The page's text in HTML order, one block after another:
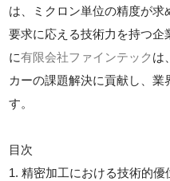
は、ミクロン単位の精度が
要求に応える技術力を持つ
に有限会社ファインテック は
カーの課題解決に貢献し、業
す。
目次
1. 精密加工における技術的優